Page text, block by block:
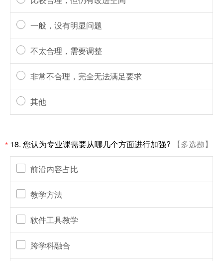
一般，没有明显问题
不太合理，需要调整
非常不合理，完全无法满足要求
其他
* 18. 您认为专业课需要从哪几个方面进行加强? 【多选题】
前沿内容占比
教学方法
软件工具教学
跨学科融合